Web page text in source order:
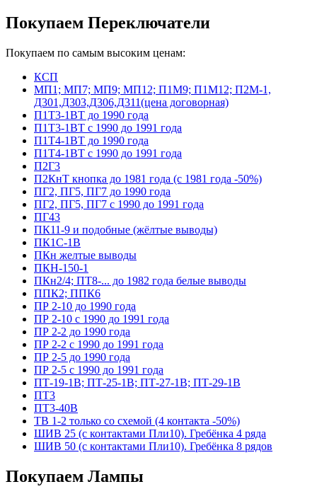
Покупаем Переключатели
Покупаем по самым высоким ценам:
КСП
МП1; МП7; МП9; МП12; П1М9; П1М12; П2М-1,
Д301,Д303,Д306,Д311(цена договорная)
П1Т3-1ВТ до 1990 года
П1Т3-1ВТ с 1990 до 1991 года
П1Т4-1ВТ до 1990 года
П1Т4-1ВТ с 1990 до 1991 года
П2Г3
П2КнТ кнопка до 1981 года (с 1981 года -50%)
ПГ2, ПГ5, ПГ7 до 1990 года
ПГ2, ПГ5, ПГ7 с 1990 до 1991 года
ПГ43
ПК11-9 и подобные (жёлтые выводы)
ПК1С-1В
ПКн желтые выводы
ПКН-150-1
ПКн2/4; ПТ8-... до 1982 года белые выводы
ППК2; ППК6
ПР 2-10 до 1990 года
ПР 2-10 с 1990 до 1991 года
ПР 2-2 до 1990 года
ПР 2-2 с 1990 до 1991 года
ПР 2-5 до 1990 года
ПР 2-5 с 1990 до 1991 года
ПТ-19-1В; ПТ-25-1В; ПТ-27-1В; ПТ-29-1В
ПТ3
ПТ3-40В
ТВ 1-2 только со схемой (4 контакта -50%)
ШИВ 25 (с контактами Пли10). Гребёнка 4 ряда
ШИВ 50 (с контактами Пли10). Гребёнка 8 рядов
Покупаем Лампы